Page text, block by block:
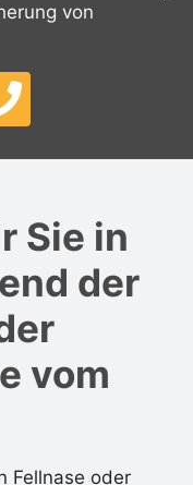
von
Sie in
der
vom
Fellnase oder